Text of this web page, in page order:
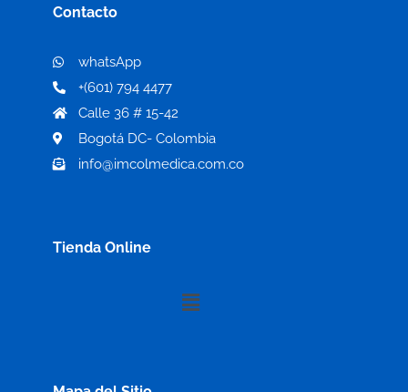
Contacto
whatsApp
+(601) 794 4477
Calle 36 # 15-42
Bogotá DC- Colombia
info@imcolmedica.com.co
Tienda Online
Menú